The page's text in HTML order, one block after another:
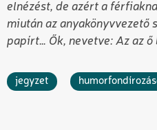
elnézést, de azért a
miután az anyakönyvvezető
papírt… Ők, nevetve: Az az ő
jegyzet